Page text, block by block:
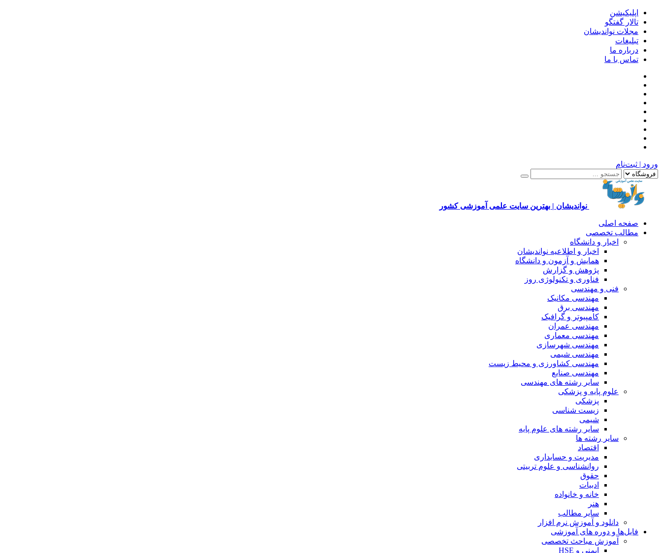
اپلیکیشن
تالار گفتگو
مجلات نواندیشان
تبلیغات
درباره ما
تماس با ما
ورود | ثبت‌نام
نواندیشان | بهترین سایت علمی آموزشی کشور
صفحه اصلی
مطالب تخصصی
اخبار و دانشگاه
اخبار و اطلاعیه نواندیشان
همایش و آزمون و دانشگاه
پژوهش و گزارش
فناوری و تکنولوژی روز
فنی و مهندسی
مهندسی مکانیک
مهندسی برق
کامپیوتر و گرافیک
مهندسی عمران
مهندسی معماری
مهندسی شهرسازی
مهندسی شیمی
مهندسی کشاورزی و محیط زیست
مهندسی صنایع
سایر رشته های مهندسی
علوم پایه و پزشکی
پزشکی
زیست شناسی
شیمی
سایر رشته های علوم پایه
سایر رشته ها
اقتصاد
مدیریت و حسابداری
روانشناسی و علوم تربیتی
حقوق
ادبیات
خانه و خانواده
هنر
سایر مطالب
دانلود و آموزش نرم افزار
فایل‌ها و دوره های آموزشی
آموزش مباحث تخصصی
ایمنی و HSE